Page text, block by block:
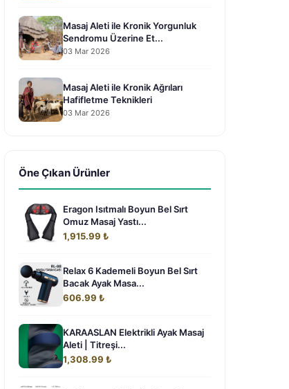
Masaj Aleti ile Kronik Yorgunluk
Sendromu Üzerine Et...
03 Mar 2026
Masaj Aleti ile Kronik Ağrıları
Hafifletme Teknikleri
03 Mar 2026
Öne Çıkan Ürünler
Eragon Isıtmalı Boyun Bel Sırt
Omuz Masaj Yastı...
1,915.99 ₺
Relax 6 Kademeli Boyun Bel Sırt
Bacak Ayak Masa...
606.99 ₺
KARAASLAN Elektrikli Ayak Masaj
Aleti | Titreşi...
1,308.99 ₺